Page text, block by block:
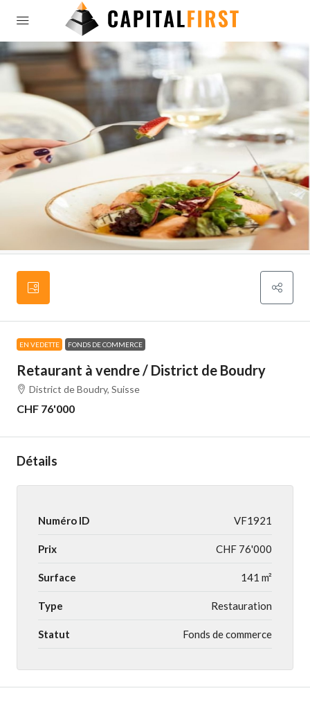
EN VEDETTE FONDS DE COMMERCE
Retaurant à vendre / District de Boudry
District de Boudry, Suisse
CHF 76'000
Détails
Numéro ID VF1921
Prix CHF 76'000
Surface 141 m²
Type Restauration
Statut Fonds de commerce